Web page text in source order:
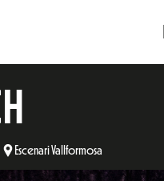
Escenari Vallformosa